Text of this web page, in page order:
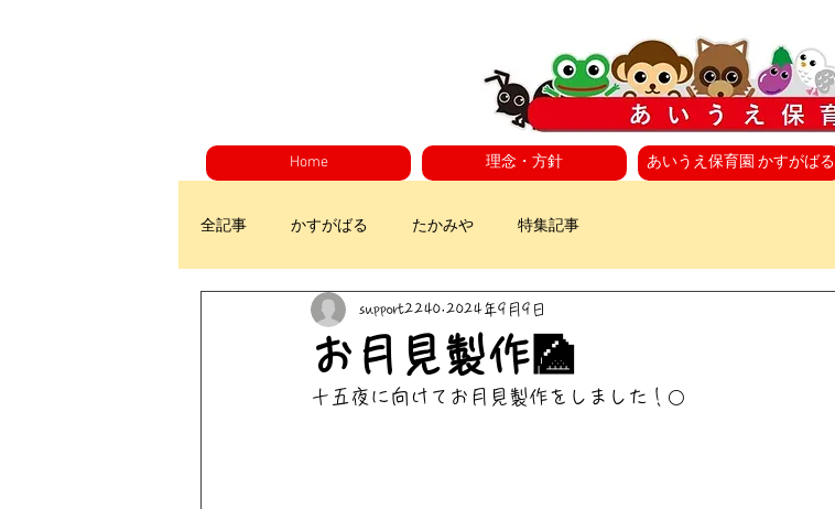
Home 理念・方針 あいうえ保育園 かすがばる
全記事 かすがばる たかみや 特集記事
お月見製作🎑
support2240 2024年9月9日
十五夜に向けてお月見製作をしました！🌕